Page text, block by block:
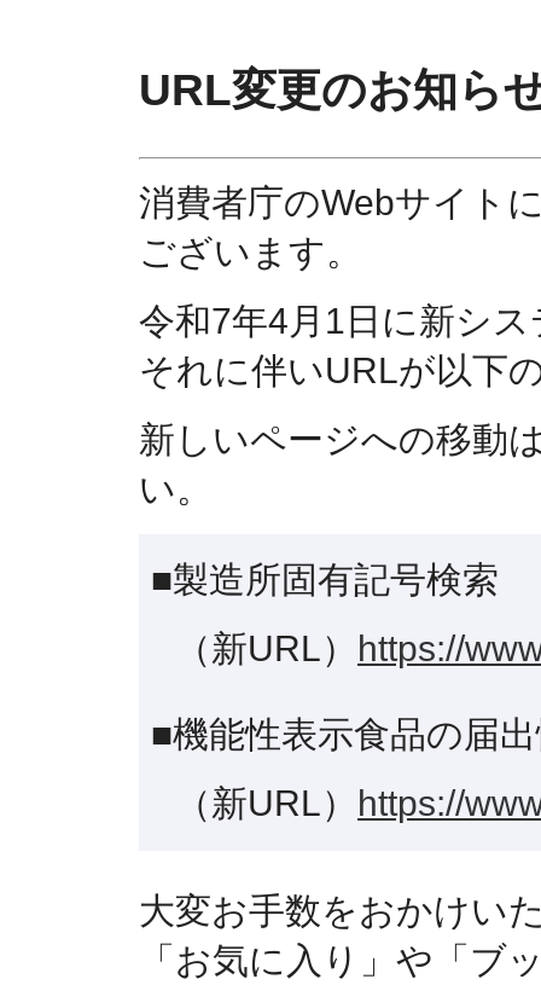
URL変更のお知ら
消費者庁のWebサイト
ございます。
令和7年4月1日に新シ
それに伴いURLが以下
新しいページへの移動
い。
■製造所固有記号検索
（新URL） https://
■機能性表示食品の届
（新URL） https://
大変お手数をおかけい
「お気に入り」や「ブ